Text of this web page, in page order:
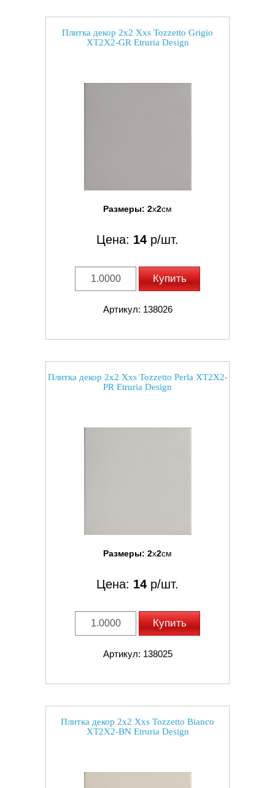
Плитка декор 2x2 Xxs Tozzetto Grigio
XT2X2-GR Etruria Design
Размеры: 2x2см
Цена: 14 р/шт.
Купить
Артикул: 138026
Плитка декор 2x2 Xxs Tozzetto Perla XT2X2-
PR Etruria Design
Размеры: 2x2см
Цена: 14 р/шт.
Купить
Артикул: 138025
Плитка декор 2x2 Xxs Tozzetto Bianco
XT2X2-BN Etruria Design